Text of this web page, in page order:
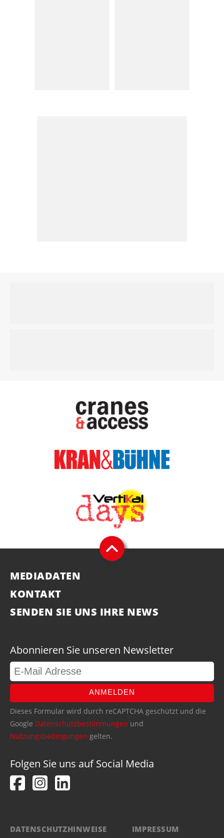
MEDIADATEN
KONTAKT
SENDEN SIE UNS IHRE NEWS
Abonnieren Sie unseren Newsletter
ANMELDEN
Dieses Formular wird durch reCAPTCHA geschützt und die
Google Datenschutzbestimmungen und
Nutzungsbedingungen gelten.
Folgen Sie uns auf Social Media
DATENSCHUTZHINWEISE IMPRESSUM